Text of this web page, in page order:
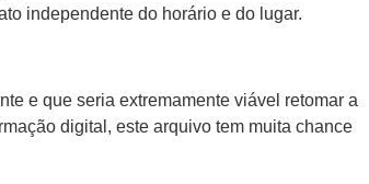
independente do horário e do lugar.
e que seria extremamente viável retomar a
digital, este arquivo tem muita chance